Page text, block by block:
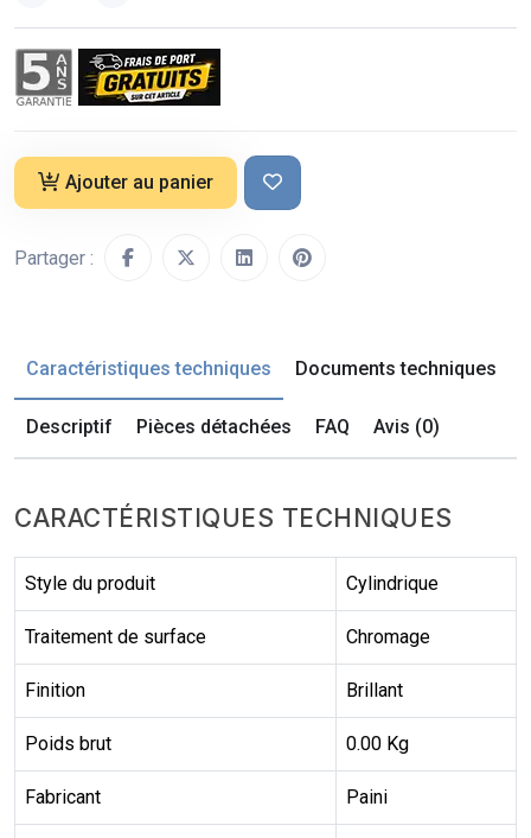
Ajouter au panier
Partager :
Caractéristiques techniques Documents techniques
Descriptif Pièces détachées FAQ Avis (0)
CARACTÉRISTIQUES TECHNIQUES
Style du produit Cylindrique
Traitement de surface Chromage
Finition Brillant
Poids brut 0.00 Kg
Fabricant Paini